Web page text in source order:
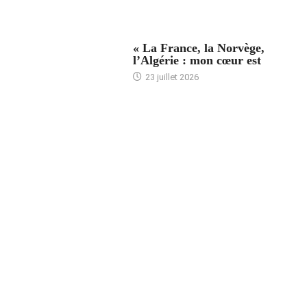
« La France, la Norvège,
l’Algérie : mon cœur est
23 juillet 2026